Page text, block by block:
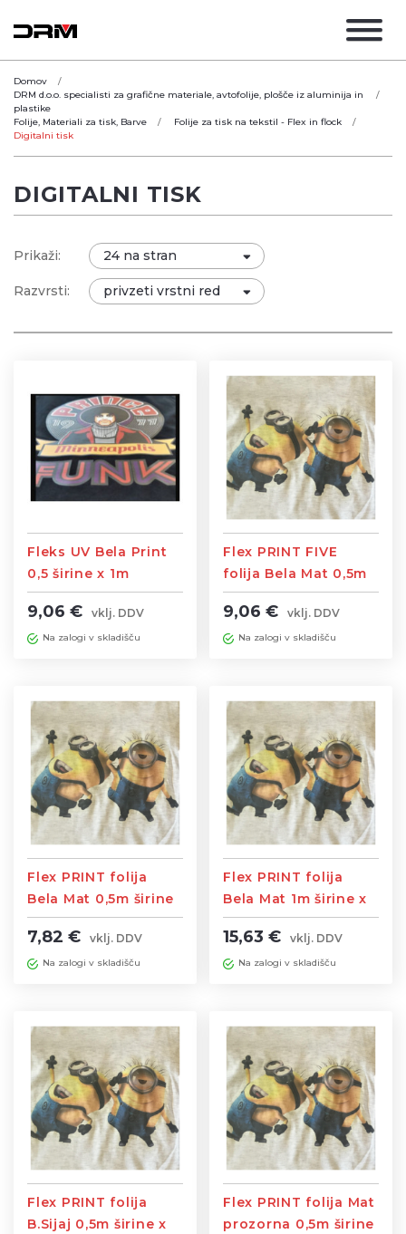
Domov
DRM d.o.o. specialisti za grafične materiale, avtofolije, plošče iz aluminija in
plastike
Folije, Materiali za tisk, Barve
Folije za tisk na tekstil - Flex in flock
Digitalni tisk
DIGITALNI TISK
Prikaži:
Razvrsti:
Fleks UV Bela Print
0,5 širine x 1m
dolžine
9,06 € vklj. DDV
Na zalogi v skladišču
Flex PRINT FIVE
folija Bela Mat 0,5m
širine x 1m dolžine
9,06 € vklj. DDV
Na zalogi v skladišču
Flex PRINT folija
Bela Mat 0,5m širine
x 1m dolžine
7,82 € vklj. DDV
Na zalogi v skladišču
Flex PRINT folija
Bela Mat 1m širine x
1m dolžine
15,63 € vklj. DDV
Na zalogi v skladišču
Flex PRINT folija
B.Sijaj 0,5m širine x
Flex PRINT folija Mat
prozorna 0,5m širine